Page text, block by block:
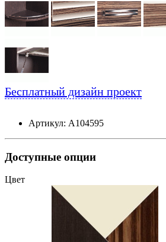
Бесплатный дизайн проект
Артикул: А104595
Доступные опции
Цвет